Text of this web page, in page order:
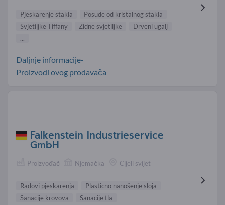
Pjeskarenje stakla
Posude od kristalnog stakla
Svjetiljke Tiffany
Zidne svjetiljke
Drveni ugalj
...
Daljnje informacije-
Proizvodi ovog prodavača
Falkenstein Industrieservice
GmbH
Proizvođač Njemačka Cijeli svijet
Radovi pjeskarenja
Plasticno nanošenje sloja
Sanacije krovova
Sanacije tla